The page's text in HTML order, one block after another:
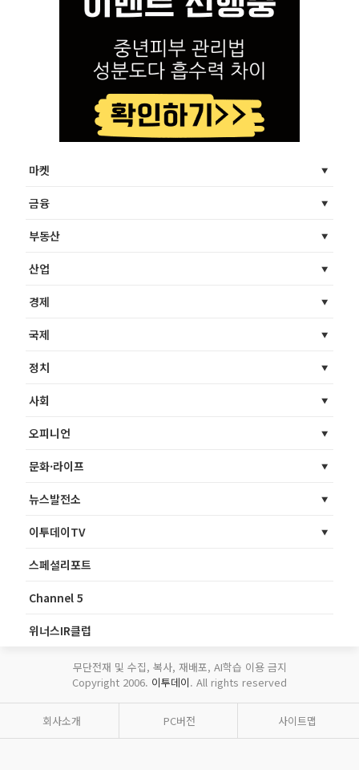
마켓
금융
부동산
산업
경제
국제
정치
사회
오피니언
문화·라이프
뉴스발전소
이투데이TV
스페셜리포트
Channel 5
위너스IR클럽
무단전재 및 수집, 복사, 재배포, AI학습 이용 금지
Copyright 2006. 이투데이. All rights reserved
회사소개 PC버전 사이트맵